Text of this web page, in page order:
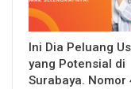
Ini Dia Peluang
yang Potensial di
Surabaya. Nomor